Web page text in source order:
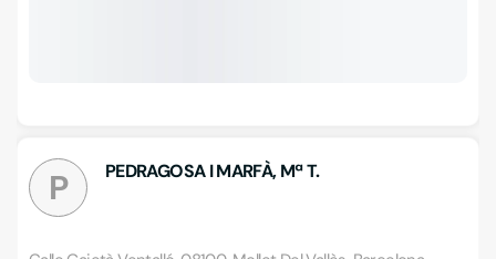
P PEDRAGOSA I MARFÀ, Mª T.